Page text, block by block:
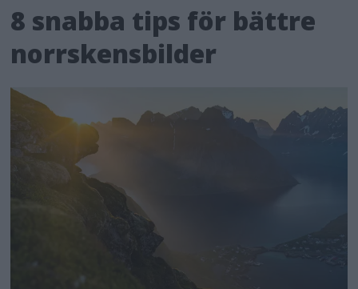
8 snabba tips för bättre
norrskensbilder